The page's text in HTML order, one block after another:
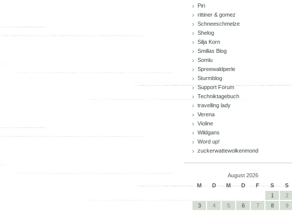
Piri
rittiner & gomez
Schneeschmelze
Shelog
Silja Korn
Smillas Blog
Somlu
Spreewaldperle
Sturmblog
Support Forum
Techniktagebuch
travelling lady
Verena
Violine
Wildgans
Word up!
zuckerwattewolkenmond
August 2026
M
D M D F S
S
1
2
3
4 5 6 7 8
9